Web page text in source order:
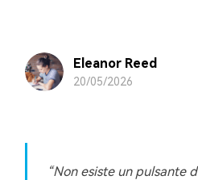
Eleanor Reed
20/05/2026
“Non esiste un pulsante